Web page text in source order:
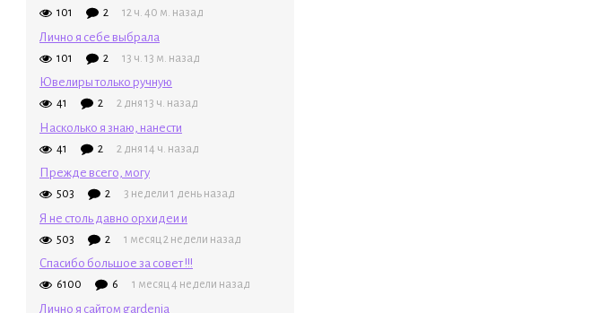
101 2 12 ч. 40 м. назад
Лично я себе выбрала
101 2 13 ч. 13 м. назад
Ювелиры только ручную
41 2 2 дня 13 ч. назад
Насколько я знаю, нанести
41 2 2 дня 14 ч. назад
Прежде всего, могу
503 2 3 недели 1 день назад
Я не столь давно орхидеи и
503 2 1 месяц 2 недели назад
Спасибо большое за совет !!!
6100 6 1 месяц 4 недели назад
Лично я сайтом gardenia